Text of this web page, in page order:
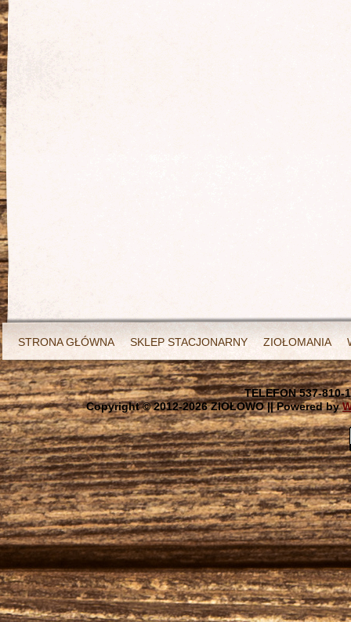
STRONA GŁÓWNA SKLEP STACJONARNY ZIOŁOMANIA
TELEFON 537-810-
Copyright © 2012-2026 ZIOŁOWO || Powered by